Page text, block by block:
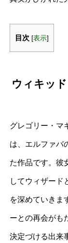
目次 [表示]
ウィキッ
グレゴリー・マ
は、エルファバ
た作品です。彼
してウィザード
を深めていきま
ーとの再会がも
決定づける出来